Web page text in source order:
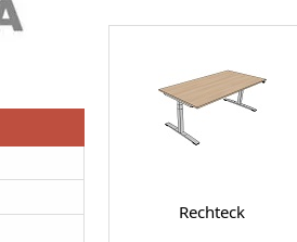
Rechteck